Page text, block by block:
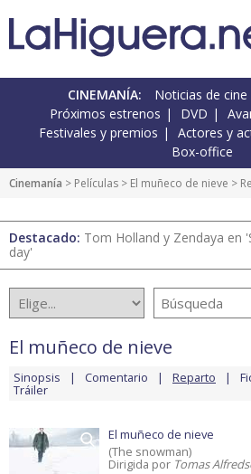
CINEMANÍA: Noticias de cine
Próximos estrenos
DVD
Festivales y premios
Actores y
Box-office
Cinemanía > Películas > El muñeco de nieve >
Destacado: Tom Holland y Zendaya en
day'
El muñeco de nieve
Sinopsis Comentario Reparto
Tráiler
El muñeco de nieve
(The snowman)
Dirigida por Tomas